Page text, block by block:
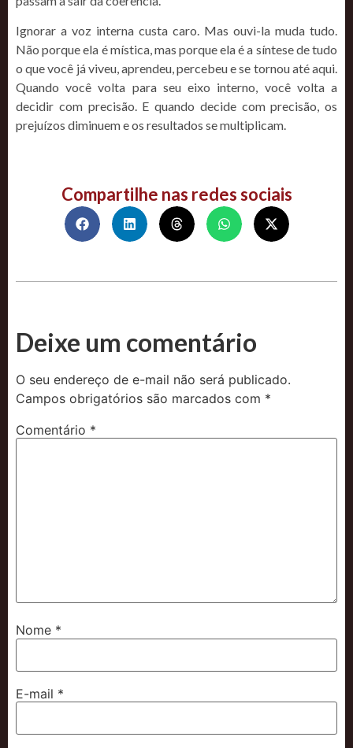
Ignorar a voz interna custa caro. Mas ouvi-la muda tudo.
Não porque ela é mística, mas porque ela é a síntese de tudo
o que você já viveu, aprendeu, percebeu e se tornou até aqui.
Quando você volta para seu eixo interno, você volta a
decidir com precisão. E quando decide com precisão, os
prejuízos diminuem e os resultados se multiplicam.
Compartilhe nas redes sociais
Deixe um comentário
O seu endereço de e-mail não será publicado.
Campos obrigatórios são marcados com *
Comentário *
Nome *
E-mail *